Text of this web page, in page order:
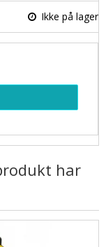
Ikke på lager
har